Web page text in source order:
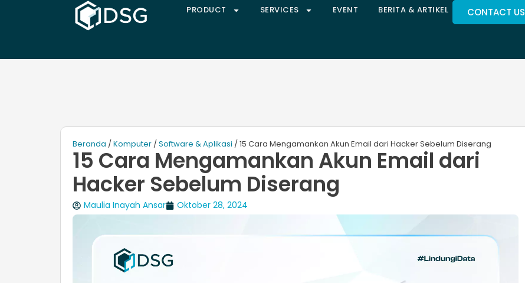
PRODUCT SERVICES EVENT BERITA & ARTIKEL CONTACT US
Beranda /Komputer /Software & Aplikasi / 15 Cara Mengamankan Akun Email dari Hacker Sebelum Diserang
15 Cara Mengamankan Akun Email dari
Hacker Sebelum Diserang
Maulia Inayah Ansar Oktober 28, 2024